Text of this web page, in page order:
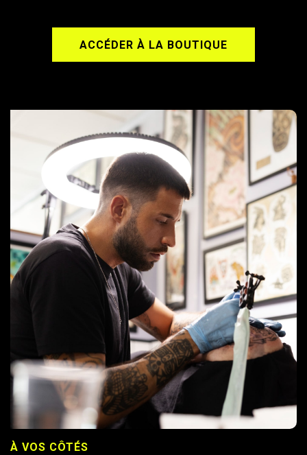
ACCÉDER À LA BOUTIQUE
À VOS CÔTÉS